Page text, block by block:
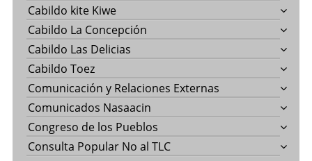
Cabildo kite Kiwe
Cabildo La Concepción
Cabildo Las Delicias
Cabildo Toez
Comunicación y Relaciones Externas
Comunicados Nasaacin
Congreso de los Pueblos
Consulta Popular No al TLC